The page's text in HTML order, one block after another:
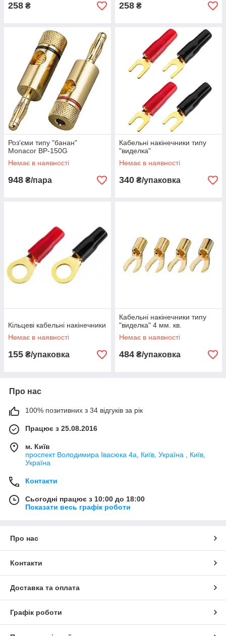
258 ₴ 258 ₴
Роз'єми типу "банан"
Monacor BP-150G
Немає в наявності
948 ₴/пара
Кабельні накінечники типу
"виделка"
Немає в наявності
340 ₴/упаковка
Кільцеві кабельні накінечники
Немає в наявності
155 ₴/упаковка
Кабельні накінечники типу
"виделка" 4 мм. кв.
Немає в наявності
484 ₴/упаковка
Про нас
100% позитивних з 34 відгуків за рік
Працює з 25.08.2016
м. Київ
проспект Володимира Івасюка 4а, Київ, Україна , Київ,
Україна
Контакти
Сьогодні працює з 10:00 до 18:00
Показати весь графік роботи
Про нас
Контакти
Доставка та оплата
Графік роботи